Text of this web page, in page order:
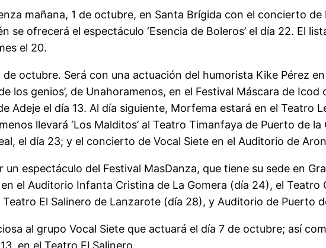
mañana, 1 de octubre, en Santa Brígida con el concierto
se ofrecerá el espectáculo ‘Esencia de Boleros’ el día 22. El
el 20.
octubre. Será con una actuación del humorista Kike Pérez
los genios’, de Unahoramenos, en el Festival Máscara de
Adeje el día 13. Al día siguiente, Morfema estará en el Teatro
llevará ‘Los Malditos’ al Teatro Timanfaya de Puerto de
el día 23; y el concierto de Vocal Siete en el Auditorio de
espectáculo del Festival MasDanza, que tiene su sede en
el Auditorio Infanta Cristina de La Gomera (día 24), el
El Salinero de Lanzarote (día 28), y Auditorio de Puerto
al grupo Vocal Siete que actuará el día 7 de octubre; así
en el Teatro El Salinero.